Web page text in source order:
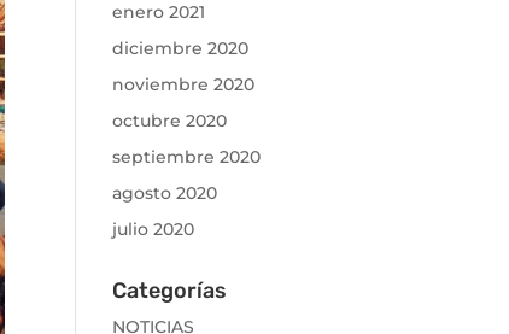
enero 2021
diciembre 2020
noviembre 2020
octubre 2020
septiembre 2020
agosto 2020
julio 2020
Categorías
NOTICIAS